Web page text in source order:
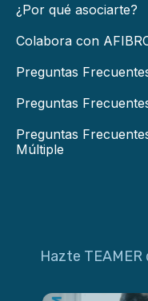
¿Por qué asociarte?
Colabora con
Preguntas
Preguntas
Preguntas
Múltiple
Hazte TEAMER